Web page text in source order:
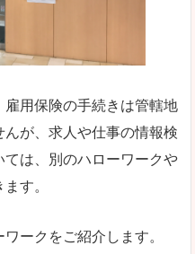
用保険の手続きは管轄地
が、求人や仕事の情報検
は、別のハローワークや
す。
ークをご紹介します。